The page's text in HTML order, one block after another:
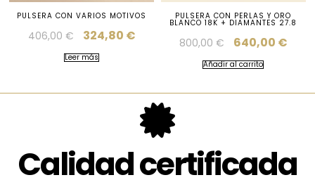
PULSERA CON VARIOS MOTIVOS
406,00 € 324,80 €
Leer más
PULSERA CON PERLAS Y ORO
BLANCO 18K + DIAMANTES 27.8
800,00 € 640,00 €
Añadir al carrito
Calidad certificada